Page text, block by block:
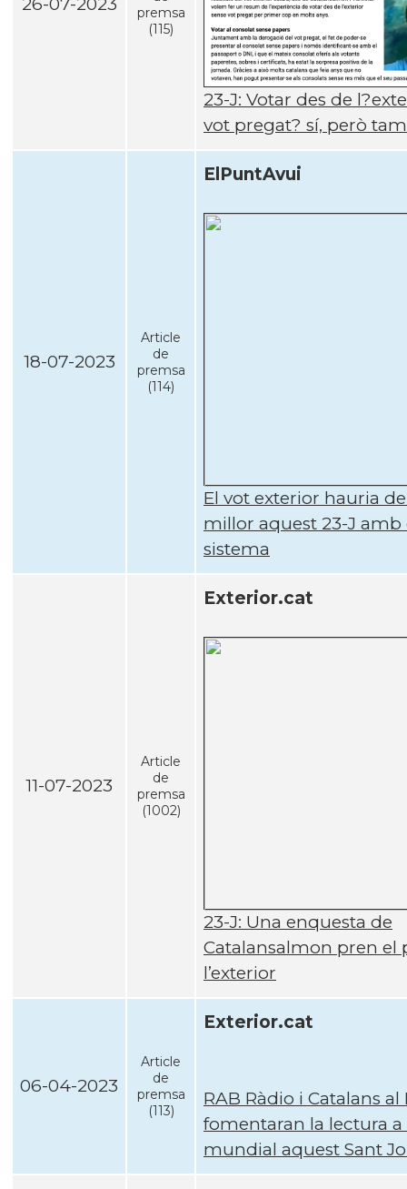
premsa
(115)
23-J: Votar des de
vot pregat? sí­, però
18-07-2023
Article
de
premsa
(114)
ElPuntAvui
El vot exterior hauria
millor aquest 23-J amb
sistema
11-07-2023
Article
de
premsa
(1002)
Exterior.cat
23-J: Una enquesta de
Catalansalmon pren el
l’exterior
06-04-2023
Article
de
premsa
(113)
Exterior.cat
RAB Ràdio i Catalans al
fomentaran la lectura a
mundial aquest Sant